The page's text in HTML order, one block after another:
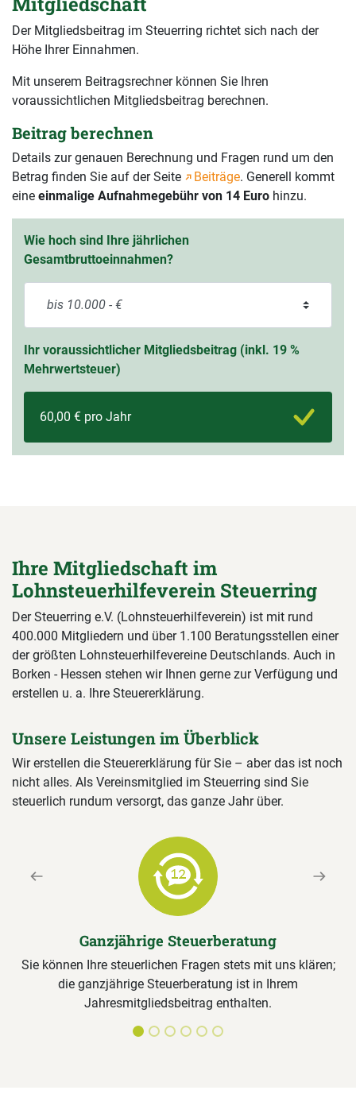
Der Mitgliedsbeitrag im Steuerring richtet sich nach der
Höhe Ihrer Einnahmen.
Mit unserem Beitragsrechner können Sie Ihren
voraussichtlichen Mitgliedsbeitrag berechnen.
Beitrag berechnen
Details zur genauen Berechnung und Fragen rund um den
Betrag finden Sie auf der Seite
Beiträge. Generell kommt
eine einmalige Aufnahmegebühr von 14 Euro hinzu.
Wie hoch sind Ihre jährlichen
Gesamtbruttoeinnahmen?
Ihr voraussichtlicher Mitgliedsbeitrag (inkl. 19 %
Mehrwertsteuer)
60,00 € pro Jahr
Ihre Mitgliedschaft im
Lohnsteuerhilfeverein Steuerring
Der Steuerring e.V. (Lohnsteuerhilfeverein) ist mit rund
400.000 Mitgliedern und über 1.100 Beratungsstellen einer
der größten Lohnsteuerhilfevereine Deutschlands. Auch in
Borken - Hessen stehen wir Ihnen gerne zur Verfügung und
erstellen u. a. Ihre Steuererklärung.
Unsere Leistungen im Überblick
Wir erstellen die Steuererklärung für Sie – aber das ist noch
nicht alles. Als Vereinsmitglied im Steuerring sind Sie
steuerlich rundum versorgt, das ganze Jahr über.
Ganzjährige Steuerberatung
Sie können Ihre steuerlichen Fragen stets mit uns klären;
die ganzjährige Steuerberatung ist in Ihrem
Jahresmitgliedsbeitrag enthalten.
Previous Next